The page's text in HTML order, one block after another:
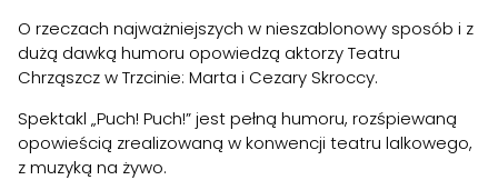
O rzeczach najważniejszych w nieszablonowy sposób i z
dużą dawką humoru opowiedzą aktorzy Teatru
Chrząszcz w Trzcinie: Marta i Cezary Skroccy.
Spektakl „Puch! Puch!” jest pełną humoru, rozśpiewaną
opowieścią zrealizowaną w konwencji teatru lalkowego,
z muzyką na żywo.